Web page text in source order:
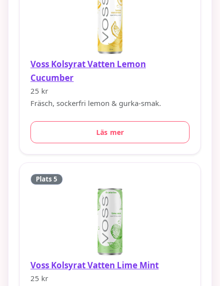
Voss Kolsyrat Vatten Lemon
Cucumber
25 kr
Fräsch, sockerfri lemon & gurka-smak.
Läs mer
Plats 5
Voss Kolsyrat Vatten Lime Mint
25 kr